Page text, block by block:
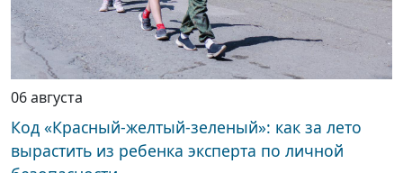
06 августа
Код «Красный-желтый-зеленый»: как за лето
вырастить из ребенка эксперта по личной